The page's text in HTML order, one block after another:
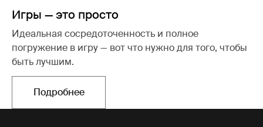
Игры — это просто
Идеальная сосредоточенность и полное
погружение в игру — вот что нужно для того, чтобы
быть лучшим.
ПодробнееОткрывается в новой вкладке